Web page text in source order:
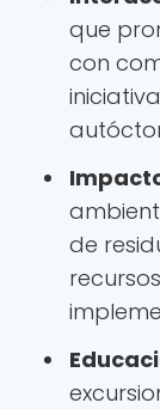
que
con
de